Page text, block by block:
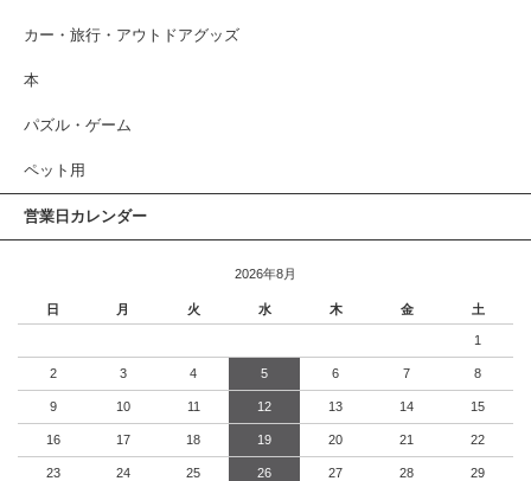
カー・旅行・アウトドアグッズ
本
パズル・ゲーム
ペット用
営業日カレンダー
2026年8月
日 月 火 水 木 金 土
1
2 3 4 5 6 7 8
9 10 11 12 13 14 15
16 17 18 19 20 21 22
23 24 25 26 27 28 29